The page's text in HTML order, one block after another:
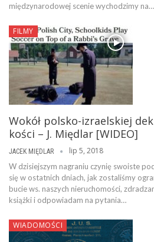
międzynarodowej scenie wychodzimy na…
FILMY
Wokół polsko-izraelskiej
kości – J. Międlar [WIDEO]
JACEK MIĘDLAR lip 5, 2018
W dzisiejszym nagraniu czynię swoiste
się w ostatnich dniach, jak zostaliśmy
bucie ws. naszych nieruchomości,
książki i odpowiadam na pytania…
WIADOMOŚCI